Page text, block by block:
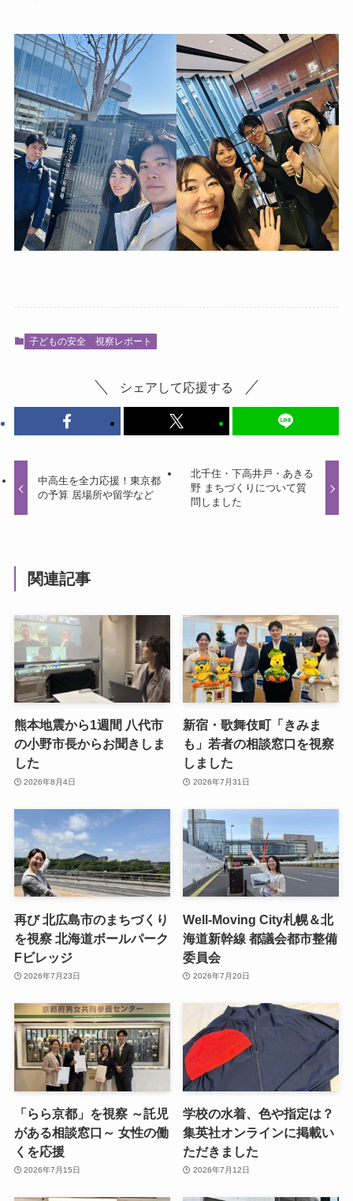
子どもの安全 視察レポート
シェアして応援する
中高生を全力応援！東京都
の予算 居場所や留学など
北千住・下高井戸・あきる
野 まちづくりについて質
問しました
関連記事
熊本地震から1週間 八代市
の小野市長からお聞きしま
した
2026年8月4日
新宿・歌舞伎町「きみま
も」若者の相談窓口を視察
しました
2026年7月31日
再び 北広島市のまちづくり
を視察 北海道ボールパーク
Fビレッジ
2026年7月23日
Well-Moving City札幌＆北
海道新幹線 都議会都市整備
委員会
2026年7月20日
「らら京都」を視察 ～託児
がある相談窓口～ 女性の働
くを応援
2026年7月15日
学校の水着、色や指定は？
集英社オンラインに掲載い
ただきました
2026年7月12日